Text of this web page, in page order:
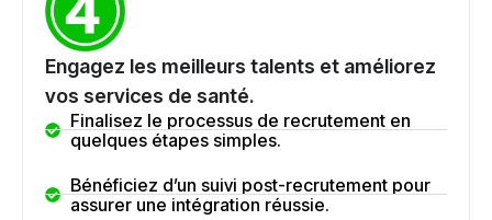
Engagez les meilleurs talents et améliorez
vos services de santé.
Finalisez le processus de recrutement en
quelques étapes simples.
Bénéficiez d’un suivi post-recrutement pour
assurer une intégration réussie.